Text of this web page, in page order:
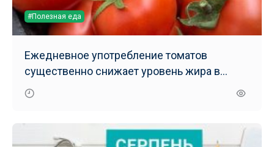
#Полезная еда
Ежедневное употребление томатов
существенно снижает уровень жира в
печени – результаты нового исследования